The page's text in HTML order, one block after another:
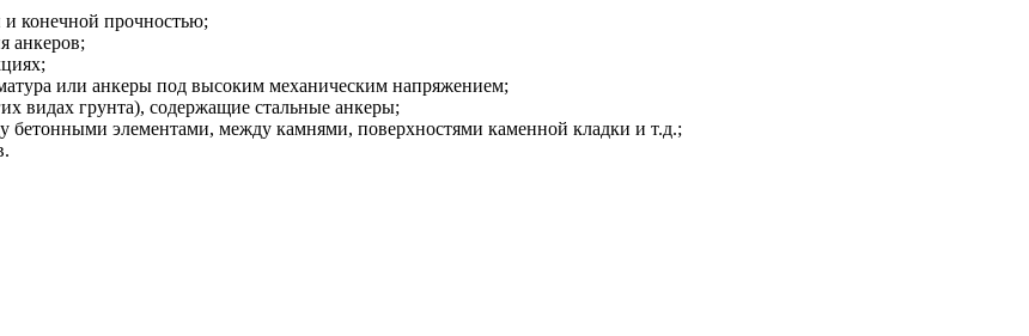
и конечной прочностью;
анкеров;
или анкеры под высоким механическим напряжением;
видах грунта), содержащие стальные анкеры;
бетонными элементами, между камнями, поверхностями каменной кладки и т.д.;